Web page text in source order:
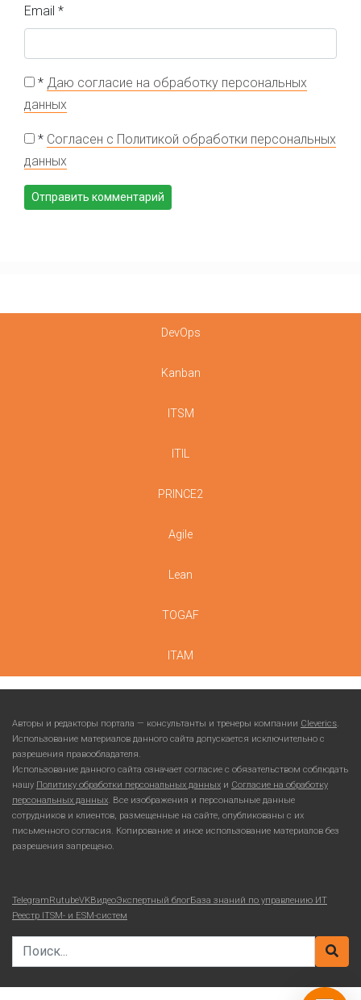
Email *
* Даю согласие на обработку персональных
данных
* Согласен с Политикой обработки персональных
данных
DevOps
Kanban
ITSM
ITIL
PRINCE2
Agile
Lean
TOGAF
ITAM
Авторы и редакторы портала — консультанты и тренеры компании Cleverics.
Использование материалов данного сайта допускается исключительно с
разрешения правообладателя.
Использование данного сайта означает согласие с обязательством соблюдать
нашу Политику обработки персональных данных и Согласие на обработку
персональных данных. Все изображения и персональные данные
сотрудников и клиентов, размещенные на сайте, опубликованы с их
письменного согласия. Копирование и иное использование материалов без
разрешения запрещено.
TelegramRutubeVKВидеоЭкспертный блогБаза знаний по управлению ИТ
Реестр ITSM- и ESM-систем
Search for